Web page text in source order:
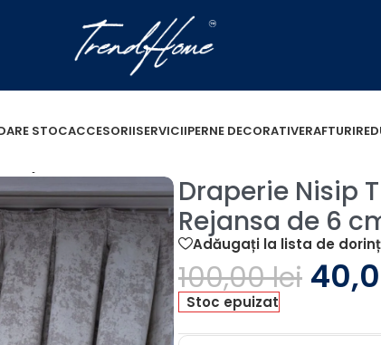
STOCACCESORIISERVICIIPERNE DECORATIVERAFTURI
Draperie Nisip
Rejansa de 6
Adăugați la lista de
100,00lei
Stoc epuizat